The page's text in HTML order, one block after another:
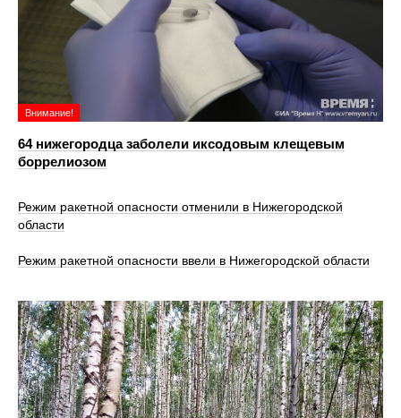
Внимание!
64 нижегородца заболели иксодовым клещевым
боррелиозом
Режим ракетной опасности отменили в Нижегородской
области
Режим ракетной опасности ввели в Нижегородской области